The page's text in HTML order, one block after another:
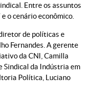
Entre os assuntos
o cenário econômico.
de políticas e
Fernandes. A gerente
da CNI, Camilla
Sindical da Indústria em
Política, Luciano